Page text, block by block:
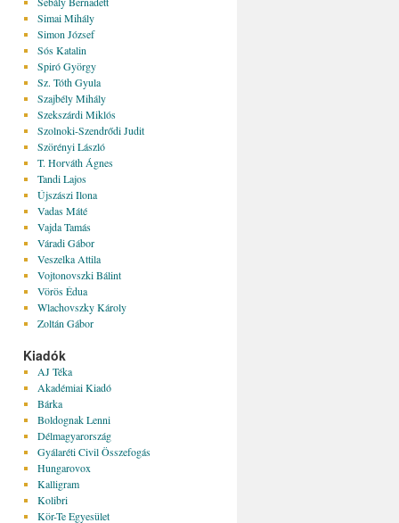
Simai Mihály
Simon József
Sós Katalin
Spiró György
Sz. Tóth Gyula
Szajbély Mihály
Szekszárdi Miklós
Szolnoki-Szendrődi Judit
Szörényi László
T. Horváth Ágnes
Tandi Lajos
Újszászi Ilona
Vadas Máté
Vajda Tamás
Váradi Gábor
Veszelka Attila
Vojtonovszki Bálint
Vörös Édua
Wlachovszky Károly
Zoltán Gábor
Kiadók
AJ Téka
Akadémiai Kiadó
Bárka
Boldognak Lenni
Délmagyarország
Gyálaréti Civil Összefogás
Hungarovox
Kalligram
Kolibri
Kör-Te Egyesület